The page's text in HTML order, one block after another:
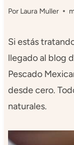
Por Laura Muller
Si estás
llegado al blog
Pescado
desde cero.
naturales.